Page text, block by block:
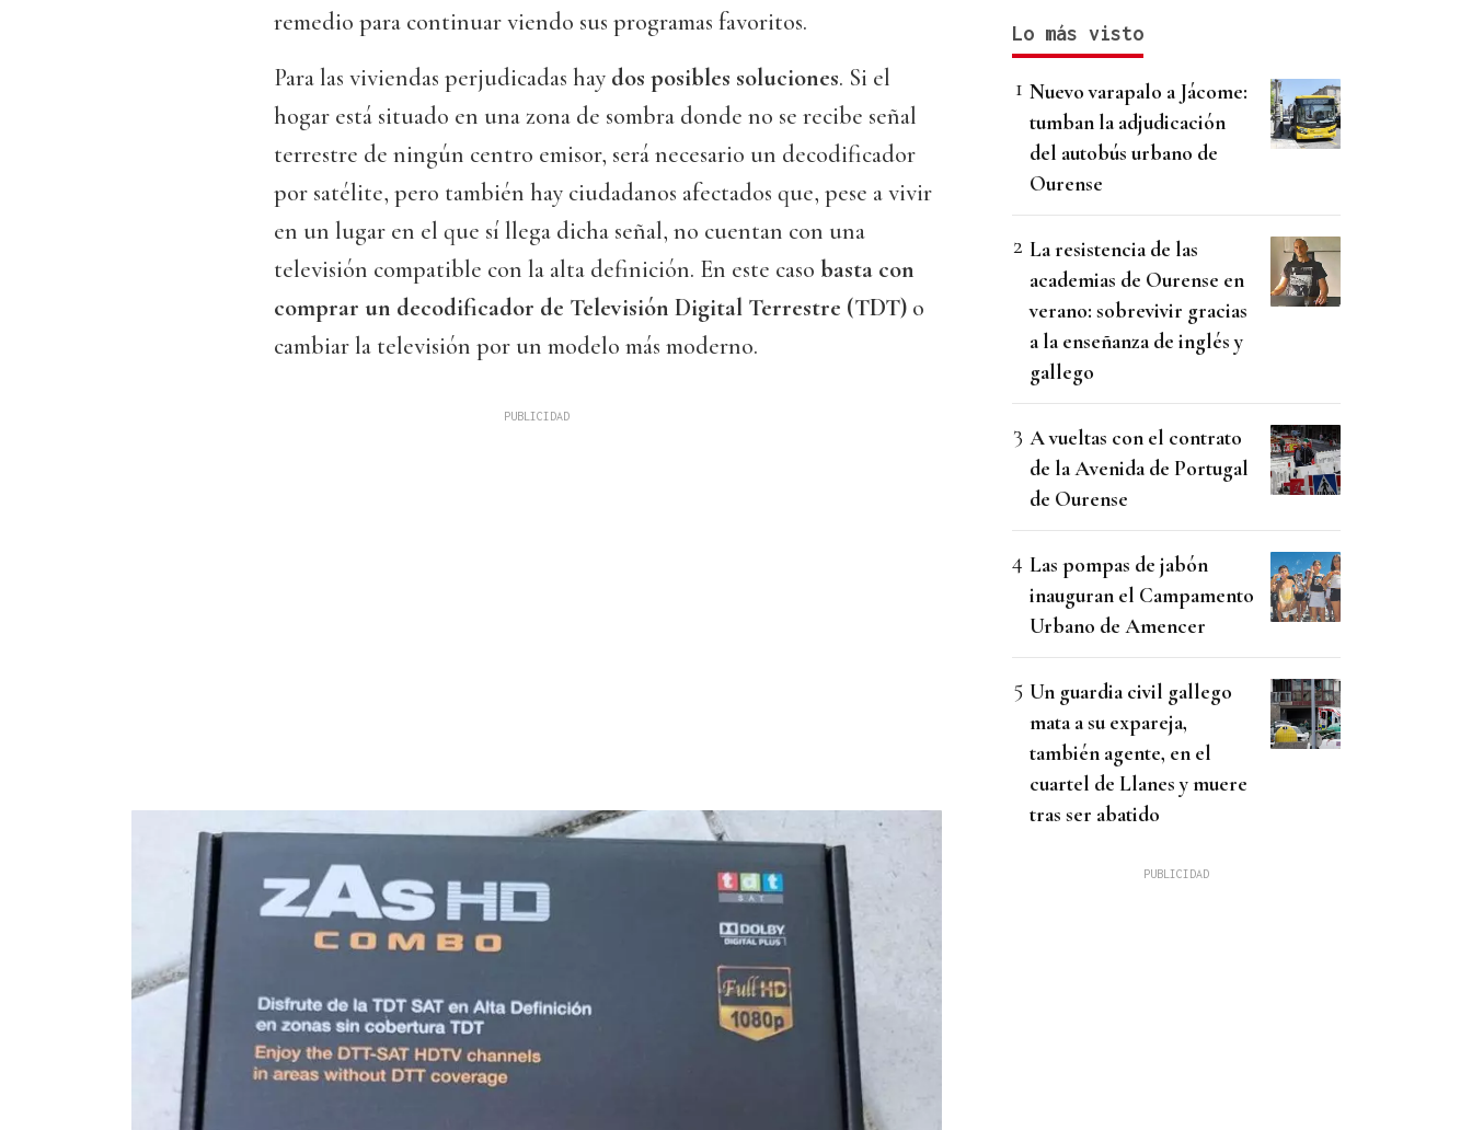
remedio para continuar viendo sus programas favoritos.
Para las viviendas perjudicadas hay dos posibles soluciones. Si el
hogar está situado en una zona de sombra donde no se recibe señal
terrestre de ningún centro emisor, será necesario un decodificador
por satélite, pero también hay ciudadanos afectados que, pese a vivir
en un lugar en el que sí llega dicha señal, no cuentan con una
televisión compatible con la alta definición. En este caso basta con
comprar un decodificador de Televisión Digital Terrestre (TDT) o
cambiar la televisión por un modelo más moderno.
Lo más visto
Nuevo varapalo a Jácome:
tumban la adjudicación
del autobús urbano de
Ourense
La resistencia de las
academias de Ourense en
verano: sobrevivir gracias
a la enseñanza de inglés y
gallego
A vueltas con el contrato
de la Avenida de Portugal
de Ourense
Las pompas de jabón
inauguran el Campamento
Urbano de Amencer
Un guardia civil gallego
mata a su expareja,
también agente, en el
cuartel de Llanes y muere
tras ser abatido